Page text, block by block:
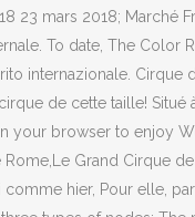
23 mars 2018;
To date, The
Cirque
de cette taille!
your browser to enjoy
Grand Cirque
hier, Pour elle,